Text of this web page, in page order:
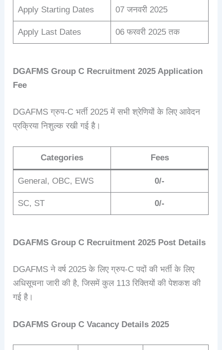
Apply Starting Dates 07 जनवरी 2025
Apply Last Dates 06 फरवरी 2025 तक
DGAFMS Group C Recruitment 2025 Application
Fee
DGAFMS ग्रुप-C भर्ती 2025 में सभी श्रेणियों के लिए आवेदन
प्रक्रिया निशुल्क रखी गई है।
Categories Fees
General, OBC, EWS 0/-
SC, ST 0/-
DGAFMS Group C Recruitment 2025 Post Details
DGAFMS ने वर्ष 2025 के लिए ग्रुप-C पदों की भर्ती के लिए
अधिसूचना जारी की है, जिसमें कुल 113 रिक्तियों की पेशकश की
गई है।
DGAFMS Group CVacancy Details 2025